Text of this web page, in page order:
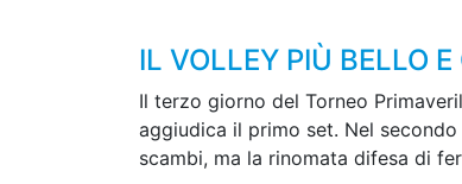
IL VOLLEY PIÙ BELLO
Il terzo giorno del Torneo
aggiudica il primo set. Nel
scambi, ma la rinomata difesa di